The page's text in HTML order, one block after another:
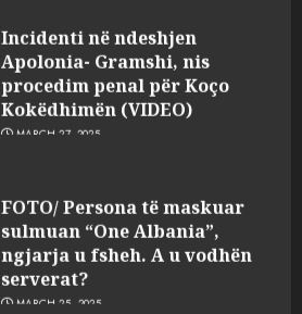
Incidenti në ndeshjen
Apolonia- Gramshi, nis
procedim penal për Koço
Kokëdhimën (VIDEO)
MARCH 27, 2025
FOTO/ Persona të maskuar
sulmuan “One Albania”,
ngjarja u fsheh. A u vodhën
serverat?
MARCH 25, 2025